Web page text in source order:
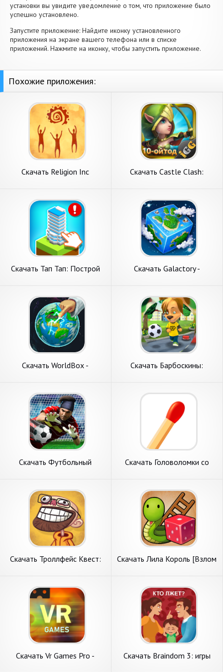
установки вы увидите уведомление о том, что приложение было
успешно установлено.
Запустите приложение: Найдите иконку установленного
приложения на экране вашего телефона или в списке
приложений. Нажмите на иконку, чтобы запустить приложение.
Похожие приложения:
Скачать Religion Inc
на Андроид
Скачать Castle Clash:
на Андроид
Скачать Тап Тап: Построй
на Андроид
Скачать Galactory -
Андроид
Скачать WorldBox -
Андроид
Скачать Барбоскины:
на Андроид
Скачать Футбольный
на Андроид
Скачать Головоломки со
на Андроид
Скачать Троллфейс Квест:
на Андроид
Скачать Лила Король [Взлом
Скачать Vr Games Pro -
Скачать Braindom 3: игры